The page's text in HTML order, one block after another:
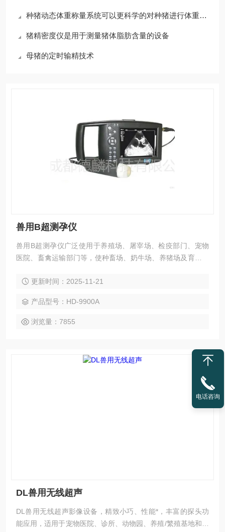
种猪动态体重称量系统可以更科学的对种猪进行体重管理
猪精密度仪是用于测量猪体脂肪含量的设备
母猪的定时输精技术
兽用B超测孕仪
兽用B超测孕仪广泛使用于养殖场、屠宰场、检疫部门、宠物
医院、畜禽运输部门等，使种畜场、奶牛场、养猪场及育种中
率；促进均衡配种全进全出；从而提高经济效益和管理水平。
更新时间：2025-11-21
产品型号：HD-9900A
浏览量：7855
DL兽用无线超声
DL兽用无线超声影像设备，精致小巧、性能*，丰富的探头功
能应用，适用于宠物医院、诊所、动物园、养殖/繁殖基地和各
电话咨询